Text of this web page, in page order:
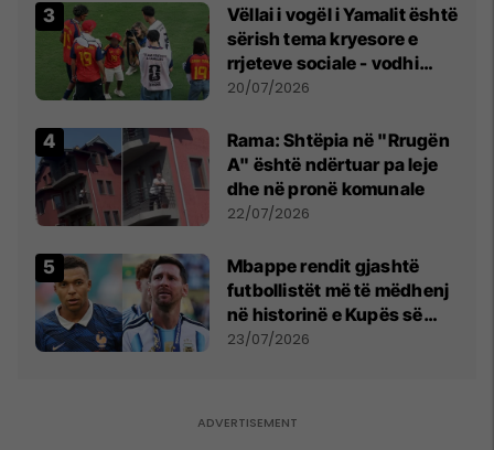
Vëllai i vogël i Yamalit është
sërish tema kryesore e
rrjeteve sociale - vodhi
vëmendjen pas finales së
20/07/2026
Rama: Shtëpia në "Rrugën
A" është ndërtuar pa leje
dhe në pronë komunale
22/07/2026
Mbappe rendit gjashtë
futbollistët më të mëdhenj
në historinë e Kupës së
Botës, Messi mbetet i dyti
23/07/2026